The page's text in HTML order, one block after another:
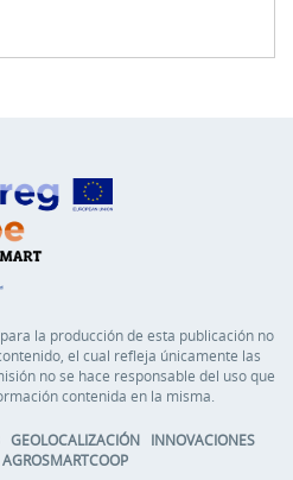
la producción de esta publicación no
el cual refleja únicamente las
no se hace responsable del uso que
contenida en la misma.
GEOLOCALIZACIÓN
INNOVACIONES
AGROSMARTCOOP